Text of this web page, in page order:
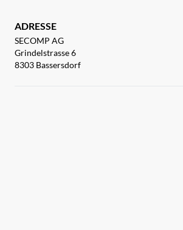
ADRESSE
SECOMP AG
Grindelstrasse 6
8303 Bassersdorf